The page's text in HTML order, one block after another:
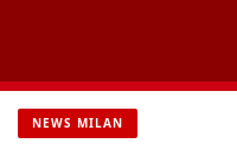
contenuto
NEWS MILAN